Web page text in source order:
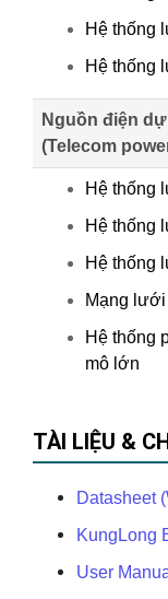
Hệ thống
Hệ thống
Nguồn điện
(Telecom
Hệ thống
Hệ thống
Hệ thống
Mạng
Hệ thống
mô lớn
TÀI LIỆU &
Datasheet
KungLong
User